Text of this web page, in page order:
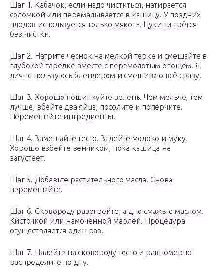
Шаг 1. Кабачок, если надо чиститься, натирается
соломкой или перемалывается в кашицу. У поздних
плодов используется только мякоть. Цукини трётся
без чистки.
Шаг 2. Натрите чеснок на мелкой тёрке и смешайте в
глубокой тарелке вместе с перемолотым овощем. Я,
лично пользуюсь блендером и смешиваю всё сразу.
Шаг 3. Хорошо пошинкуйте зелень. Чем мельче, тем
лучше, вбейте два яйца, посолите и поперчите.
Перемешайте ингредиенты.
Шаг 4. Замешайте тесто. Залейте молоко и муку.
Хорошо взбейте венчиком, пока кашица не
загустеет.
Шаг 5. Добавьте растительного масла. Снова
перемешайте.
Шаг 6. Сковороду разогрейте, а дно смажьте маслом.
Кисточкой или намоченной марлей. Процедура
осуществляется один раз.
Шаг 7. Налейте на сковороду тесто и равномерно
распределите по дну.